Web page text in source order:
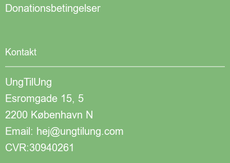
Donationsbetingelser
Kontakt
UngTilUng
Esromgade 15, 5
2200 København N
Email: hej@ungtilung.com
CVR:30940261